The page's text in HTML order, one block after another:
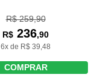
R$ 259,90
R$ 236,90
6x de R$ 39,48
COMPRAR